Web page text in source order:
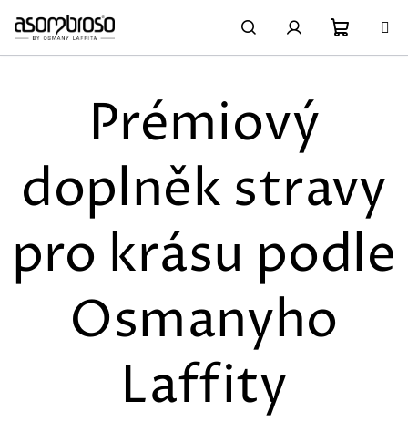
na
obsah
HledatPřihlášení
Prémiový
doplněk stravy
pro krásu podle
Osmanyho
Laffity